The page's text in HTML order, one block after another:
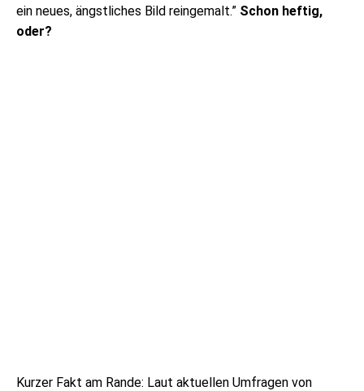
ein neues, ängstliches Bild reingemalt.” Schon heftig,
oder?
Kurzer Fakt am Rande: Laut aktuellen Umfragen von